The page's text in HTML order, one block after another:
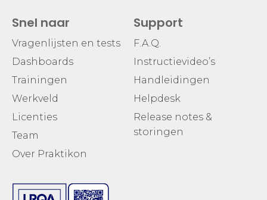
Snel naar
Vragenlijsten en tests
Dashboards
Trainingen
Werkveld
Licenties
Team
Over Praktikon
Support
F.A.Q.
Instructievideo’s
Handleidingen
Helpdesk
Release notes &
storingen